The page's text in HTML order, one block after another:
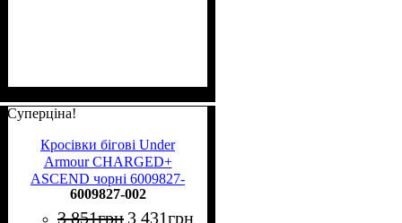
Суперціна!
Кросівки бігові Under
Armour CHARGED+
ASCEND чорні 6009827-
002
6009827-002
3 851грн 3 431грн